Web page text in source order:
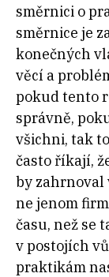
směrnici o
směrnice je
konečných
věcí a
pokud tento
správně,
všichni, tak
často říkají,
by zahrnoval
ne jenom
času, než se
v postojích
praktikám